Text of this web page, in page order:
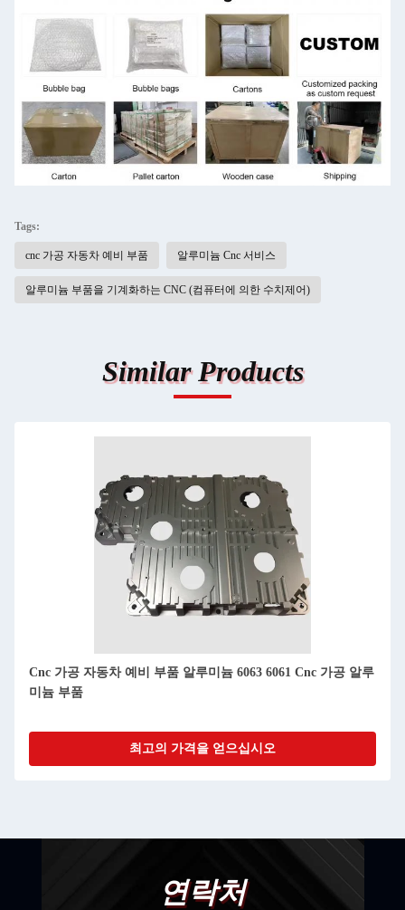
Tags:
cnc 가공 자동차 예비 부품 알루미늄 Cnc 서비스
알루미늄 부품을 기계화하는 CNC (컴퓨터에 의한 수치제어)
Similar Products
산업 6082 7075 6061 알루미늄 CNC 가공 서비스 전문
최고의 가격을 얻으십시오
연락처